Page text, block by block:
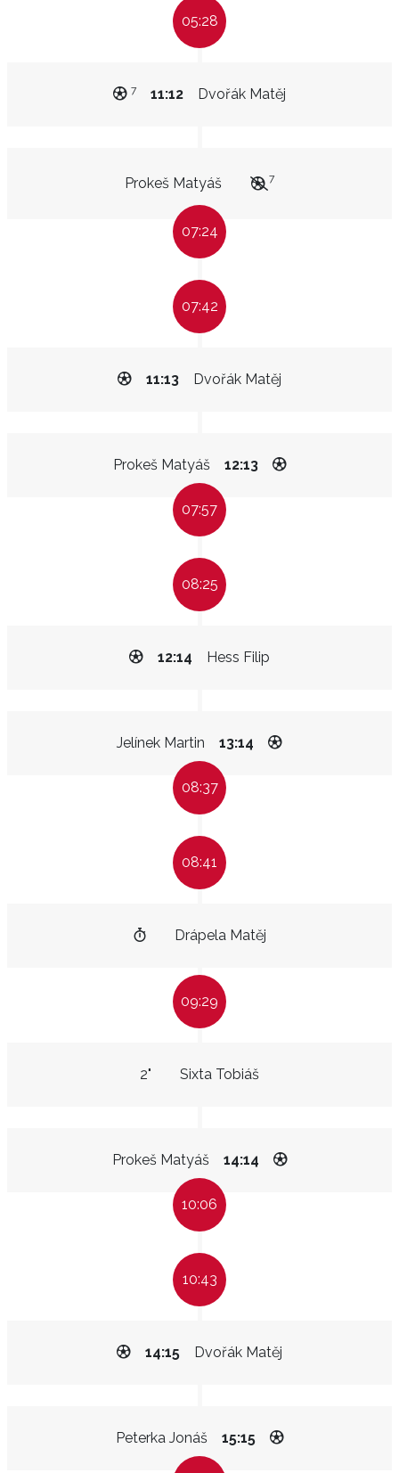
05:28
Dvořák Matěj
11:12
7
Prokeš Matyáš 7
07:24
07:42
Dvořák Matěj
11:13
Prokeš Matyáš 12:13
07:57
08:25
Hess Filip
12:14
Jelínek Martin 13:14
08:37
08:41
Drápela Matěj
09:29
Sixta Tobiáš
2"
Prokeš Matyáš 14:14
10:06
10:43
Dvořák Matěj
14:15
Peterka Jonáš 15:15